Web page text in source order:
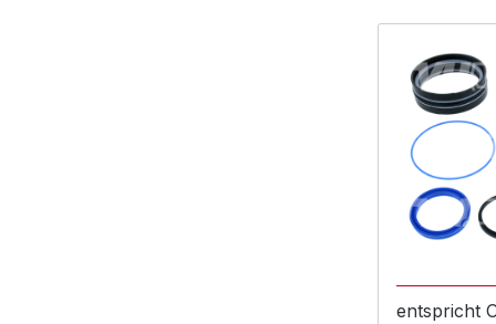
entspricht